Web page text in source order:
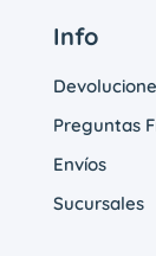
Info
Preguntas
Envíos
Sucursales